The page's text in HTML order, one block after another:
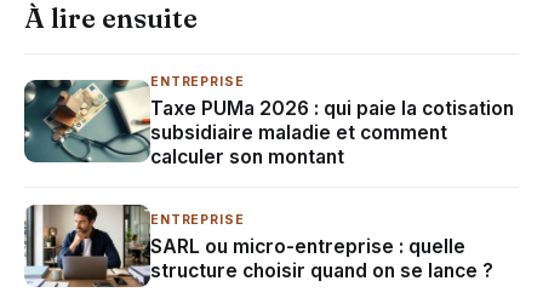
À lire ensuite
ENTREPRISE
Taxe PUMa 2026 : qui paie la cotisation
subsidiaire maladie et comment
calculer son montant
ENTREPRISE
SARL ou micro-entreprise : quelle
structure choisir quand on se lance ?